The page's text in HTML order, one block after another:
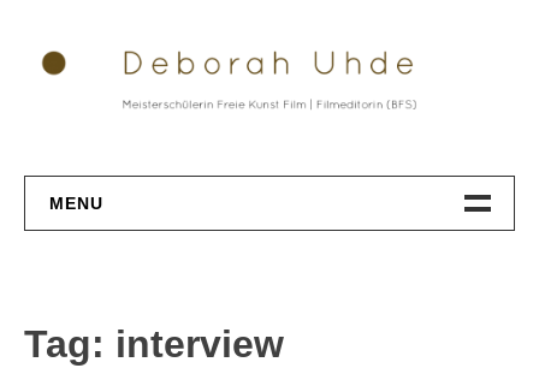
content
MENU
Tag: interview